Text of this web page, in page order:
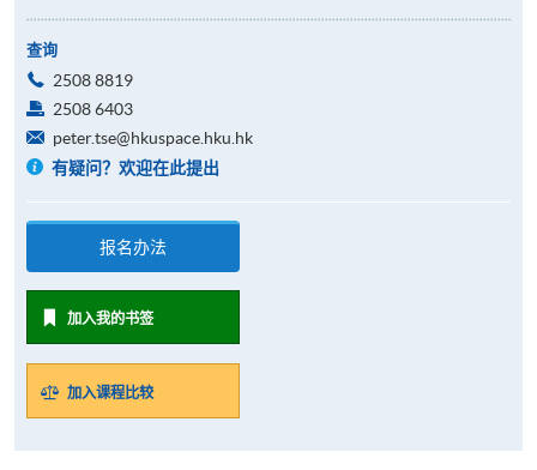
查询
2508 8819
2508 6403
peter.tse@hkuspace.hku.hk
有疑问？欢迎在此提出
报名办法
加入我的书签
加入课程比较